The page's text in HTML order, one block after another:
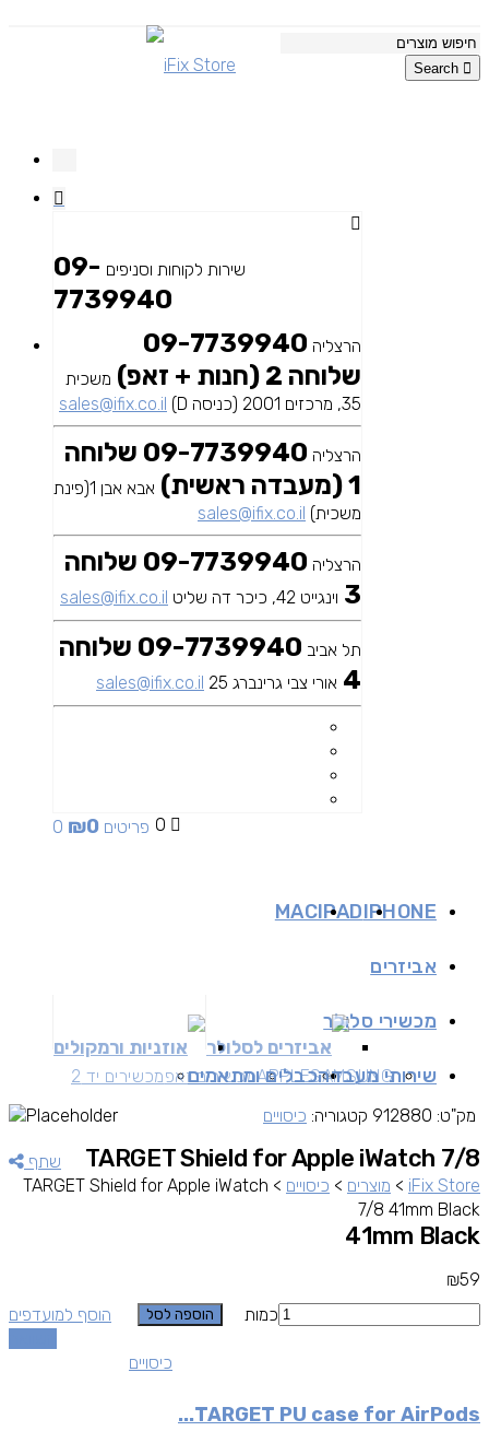
Search
שירות לקוחות וסניפים 09-
7739940
הרצליה 09-7739940
שלוחה 2 (חנות + זאפ)
משכית
35, מרכזים 2001 (כניסה D)
sales@ifix.co.il
הרצליה
09-7739940 שלוחה
1 (מעבדה ראשית)
אבא אבן 1(פינת
משכית) sales@ifix.co.il
הרצליה
09-7739940 שלוחה
3 וינגייט 42, כיכר דה שליט sales@ifix.co.il
תל אביב
09-7739940 שלוחה
4 אורי צבי גרינברג 25 sales@ifix.co.il
0 0 פריטים ₪0
IPHONE
IPAD
MAC
אביזרים
אביזרים לסלולר אוזניות ורמקולים
מכשירי סלולר
SAMSUNG
APPLEמכשירים זאפמכשירים יד 2 שירותי מעבדהכבלים ומתאמים
שתף
iFix Store
> מוצרים > כיסויים >
TARGET Shield for Apple iWatch
7/8 41mm Black
TARGET Shield for Apple iWatch 7/8
41mm Black
₪59
כמות
הוספה לסל
הוסף למועדפים
מק"ט: 912880 קטגוריה: כיסויים
כיסויים
TARGET PU case for AirPods...